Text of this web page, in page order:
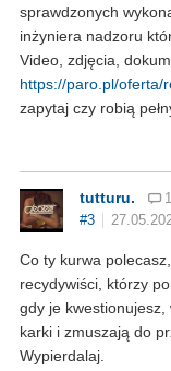
sprawdzonych
inżyniera nadzoru
Video, zdjęcia,
https://paro.pl/oferta/
zapytaj czy robią
tutturu.
#3
Co ty kurwa
recydywiści, którzy
gdy je
karki i zmuszają do
Wypierdalaj.